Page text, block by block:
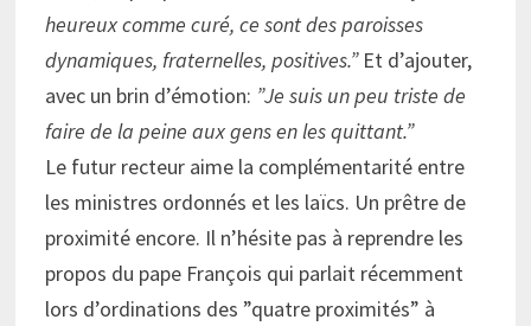
heureux comme curé, ce sont des paroisses
dynamiques, fraternelles, positives.”Et d’ajouter,
avec un brin d’émotion: ”Je suis un peu triste de
faire de la peine aux gens en les quittant.”
Le futur recteur aime la complémentarité entre
les ministres ordonnés et les laïcs. Un prêtre de
proximité encore. Il n’hésite pas à reprendre les
propos du pape François qui parlait récemment
lors d’ordinations des ”quatre proximités” à